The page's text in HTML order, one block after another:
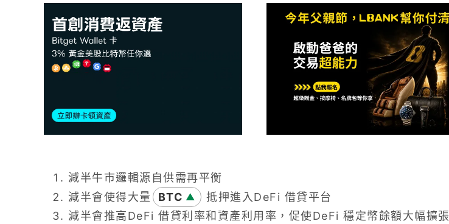
減半牛市邏輯源自供需再平衡
減半會使得大量
BTC ▲
抵押進入DeFi 借貸平台
減半會推高DeFi 借貸利率和資產利用率，促使DeFi 穩定幣餘額大幅擴張